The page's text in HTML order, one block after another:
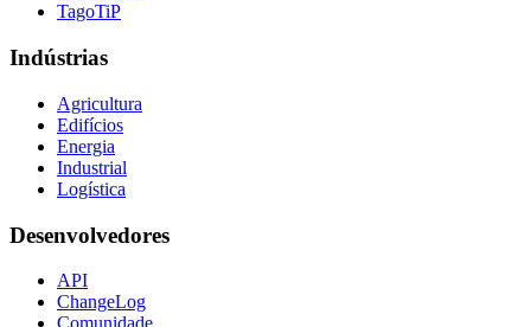
TagoTiP
Indústrias
Agricultura
Edifícios
Energia
Industrial
Logística
Desenvolvedores
API
ChangeLog